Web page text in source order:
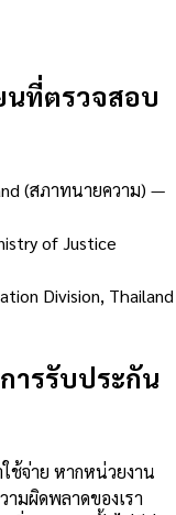
นที่ตรวจสอบ
(สภาทนายความ) —
of Justice
Division, Thailand
ารรับประกัน
ช้จ่าย หากหน่วยงาน
ามผิดพลาดของเรา